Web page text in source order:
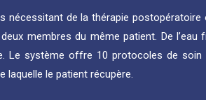
de la thérapie
membres du même patient. De
système offre 10 protocoles de soin
laquelle le patient récupère.